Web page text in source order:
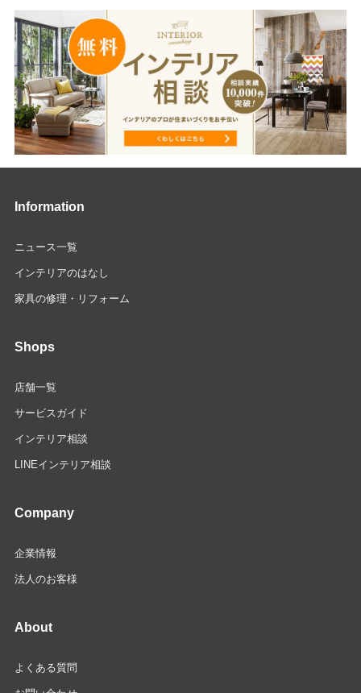
Information
ニュース一覧
インテリアのはなし
家具の修理・リフォーム
Shops
店舗一覧
サービスガイド
インテリア相談
LINEインテリア相談
Company
企業情報
法人のお客様
About
よくある質問